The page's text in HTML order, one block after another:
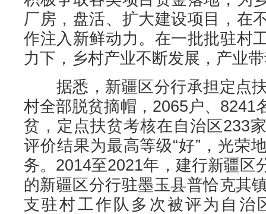
厂房，盘活、扩大建设项目，在
作注入新鲜动力。在一批批驻村
力下，乡村产业不断发展，产业
据悉，新疆区分行承担定点扶
村全部脱贫摘帽，2065户、8241
贫，定点扶贫考核在自治区233
评价结果为最高等级“好”，光荣
务。2014至2021年，建行新疆区
的新疆区分行驻墨玉县普恰克其
支驻村工作队多次被评为自治